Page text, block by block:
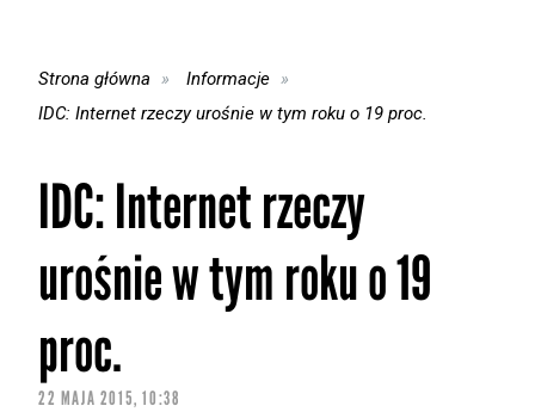
Strona główna
Informacje
IDC: Internet rzeczy urośnie w tym roku o 19 proc.
IDC: Internet rzeczy
urośnie w tym roku o 19
proc.
22 MAJA 2015, 10:38